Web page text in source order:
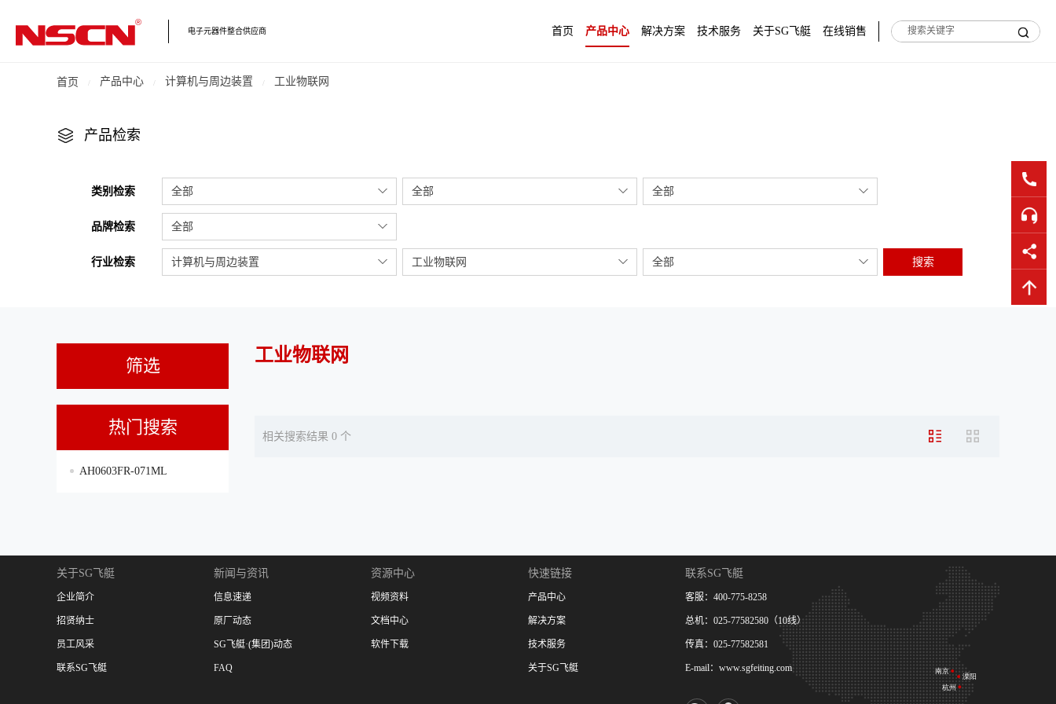
电子元器件整合供应商 首页 产品中心 解决方案 技术服务 关于SG飞艇 在线销售
首页 产品中心 计算机与周边装置 工业物联网
产品检索
类别检索 全部 全部 全部
品牌检索 全部
行业检索 计算机与周边装置 工业物联网 全部 搜索
筛选
热门搜索
AH0603FR-071ML
工业物联网
相关搜索结果 0 个
关于SG飞艇
企业简介
招贤纳士
员工风采
联系SG飞艇
新闻与资讯
信息速递
原厂动态
SG飞艇·(集团)动态
FAQ
资源中心
视频资料
文档中心
软件下载
快速链接
产品中心
解决方案
技术服务
关于SG飞艇
联系SG飞艇
客服：400-775-8258
总机：025-77582580（10线）
传真：025-77582581
E-mail：www.sgfeiting.com